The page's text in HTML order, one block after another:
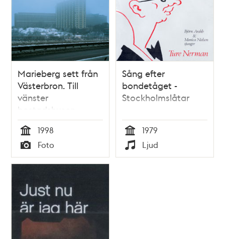
Marieberg sett från
Västerbron. Till
vänster
bostadshusen
”Bacon-Hill” och
”Dragspelshuset”
på Fyrverkarbacken
och till höger SvD-
Tid
1998
Typ
Foto
Sång efter
bondetåget -
Stockholmslåtar
Tid
1979
Typ
Ljud